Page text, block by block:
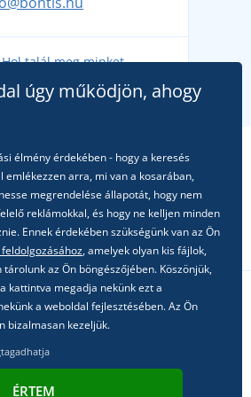
Hol talál meg minket
a közösségi hálózatokon
úgy működjön, ahogy
élmény érdekében - hogy a keresés
emlékezzen arra, mi van a kosarában,
megrendelése állapotát, hogy nem
reklámokkal, és hogy ne kelljen minden
Ennek érdekében szükségünk van az Ön
, amelyek olyan kis fájlok,
az Ön böngészőjében. Köszönjük,
kattintva megadja nekünk ezt a
a weboldal fejlesztésében. Az Ön
bizalmasan kezeljük.
ÉRTEM